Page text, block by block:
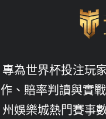
世足
世足
九州
九州
九州娛
專為世界杯投注玩
作、賠率判讀與實
州娛樂城熱門賽事